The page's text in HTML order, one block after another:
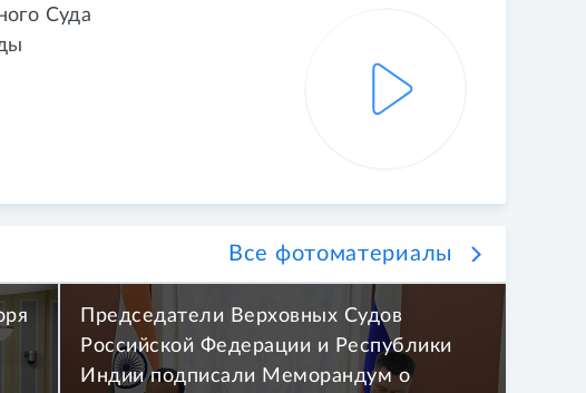
Суда
Все фотоматериалы
Председатели Верховных Судов
Российской Федерации и Республики
Индии подписали Меморандум о